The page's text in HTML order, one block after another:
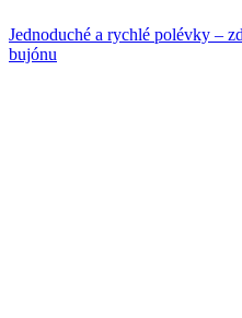
Jednoduché a rychlé polévky –
bujónu